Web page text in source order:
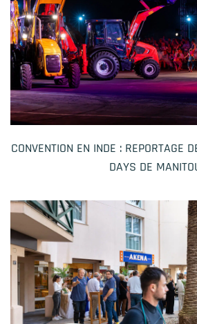
CONVENTION EN INDE : REPORTAGE
DAYS DE